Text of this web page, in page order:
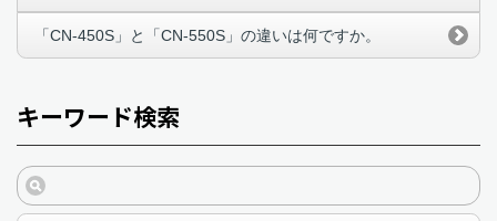
「CN-450S」と「CN-550S」の違いは何ですか。
キーワード検索